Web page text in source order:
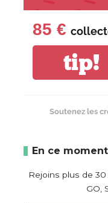
85 €
tip!
Soutenez les
En ce
Rejoins plus de
GO,